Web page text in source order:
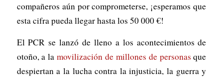
compañeros aún por comprometerse, ¡esperamos que
esta cifra pueda llegar hasta los 50 000 €!
El PCR se lanzó de lleno a los acontecimientos de
otoño, a lamovilización de millones de personas que
despiertan a la lucha contra la injusticia, la guerra y